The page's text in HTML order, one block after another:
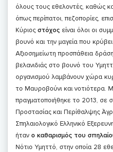
όλους τους εθελοντές, καθώς
όπως περίπατοι, πεζοπορίες,
Κύριος στόχος είναι όλοι οι
βουνό και την μαγεία που
Αξιοσημείωτη προσπάθεια
βελανιδιάς στο βουνό του
οργανισμού λαμβάνουν χώρα
το Μαυροβούνι και νοτιότερα.
πραγματοποιήθηκε το 2013, σε
Προστασίας και Περίθαλψης
Σπηλαιολογικό Ελληνικό
ήταν ο καθαρισμός του
Νότιο Υμηττό, στην οποία 28